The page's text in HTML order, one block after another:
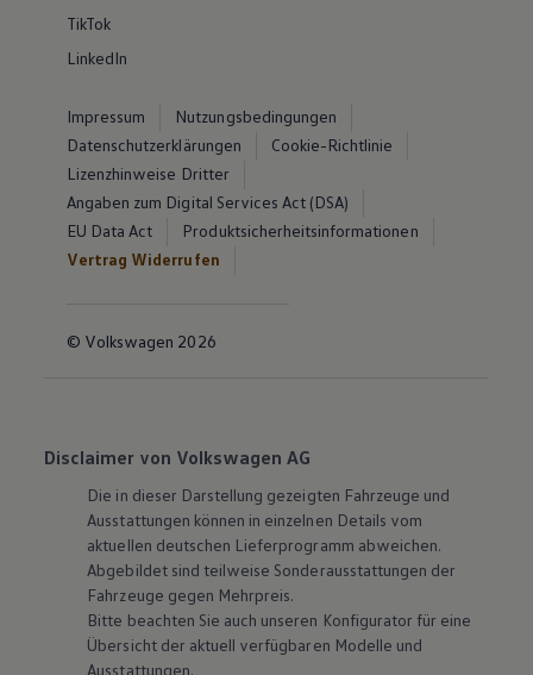
TikTok
LinkedIn
Impressum
Nutzungsbedingungen
Datenschutzerklärungen
Cookie-Richtlinie
Lizenzhinweise Dritter
Angaben zum Digital Services Act (DSA)
EU Data Act
Produktsicherheitsinformationen
Vertrag Widerrufen
© Volkswagen 2026
Disclaimer von Volkswagen AG
Die in dieser Darstellung gezeigten Fahrzeuge und
Ausstattungen können in einzelnen Details vom
aktuellen deutschen Lieferprogramm abweichen.
Abgebildet sind teilweise Sonderausstattungen der
Fahrzeuge gegen Mehrpreis.
Bitte beachten Sie auch unseren Konfigurator für eine
Übersicht der aktuell verfügbaren Modelle und
Ausstattungen.